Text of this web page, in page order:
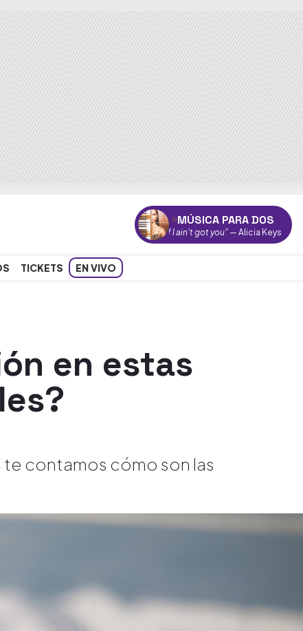
MÚSICA PARA DOS
"If I ain't got you"— Alicia Keys
TICKETS EN VIVO
en estas
te contamos cómo son las